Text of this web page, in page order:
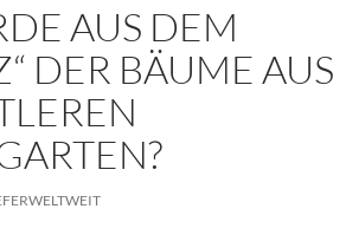
AUS DEM
DER BÄUME AUS